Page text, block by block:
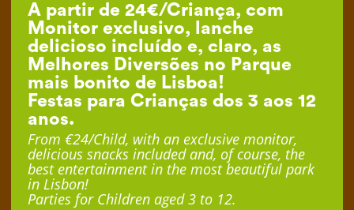
A partir de 24€/Criança, com
Monitor exclusivo, lanche
delicioso incluído e, claro, as
Melhores Diversões no Parque
mais bonito de Lisboa!
Festas para Crianças dos 3 aos 12
anos.
From €24/Child, with an exclusive monitor,
delicious snacks included and, of course, the
best entertainment in the most beautiful park
in Lisbon!
Parties for Children aged 3 to 12.